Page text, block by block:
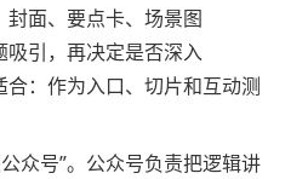
面、要点卡、场景图
引，再决定是否深入
：作为入口、切片和互动测
众号”。公众号负责把逻辑讲